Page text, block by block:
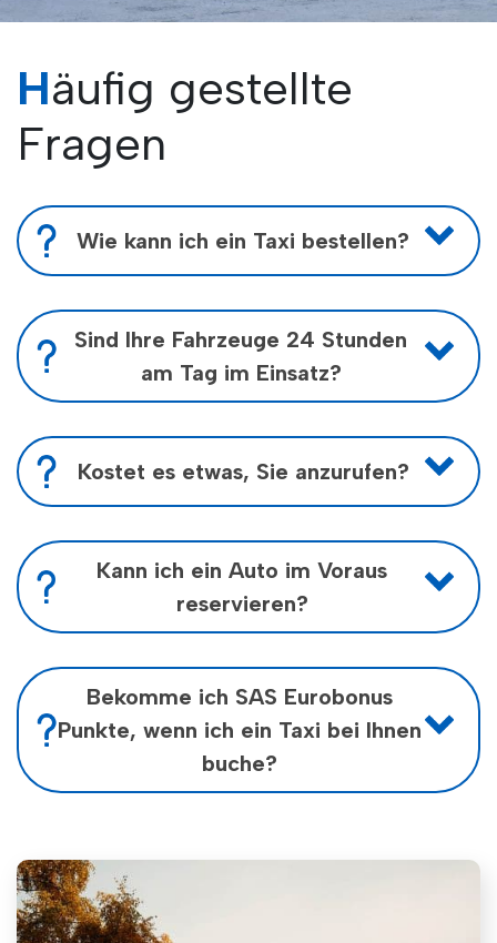
Häufig gestellte
Fragen
Wie kann ich ein Taxi bestellen?
Sie können ein Taxi in der TaxiFix-App, auf
unserer Website oder telefonisch über unser
Kundencenter buchen.
Telefon: 03011 oder 776 03 000.
Sind Ihre Fahrzeuge 24 Stunden
am Tag im Einsatz?
Ja, wir sind 24 Stunden am Tag besetzt.
Kostet es etwas, Sie anzurufen?
Nein, das müssen Sie nicht. Wenn Sie unser
Kundenzentrum direkt anrufen, ist das
kostenlos.Kann ich ein Auto im Voraus
reservieren?
Sie können ein Auto telefonisch, auf unserer
Website oder in der TaxiFix-App vorbuchen.
Es wird eine Vorbestellungsgebühr von NOK
21,- erhoben.
Bekomme ich SAS Eurobonus
Punkte, wenn ich ein Taxi bei Ihnen
buche?
Ja, wenn Sie die TaxiFix-App benutzen,